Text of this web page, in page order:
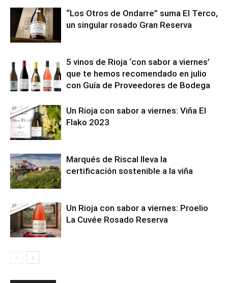
“Los Otros de Ondarre” suma El Terco,
un singular rosado Gran Reserva
5 vinos de Rioja ‘con sabor a viernes’
que te hemos recomendado en julio
con Guía de Proveedores de Bodega
Un Rioja con sabor a viernes: Viña El
Flako 2023
Marqués de Riscal lleva la
certificación sostenible a la viña
Un Rioja con sabor a viernes: Proelio
La Cuvée Rosado Reserva